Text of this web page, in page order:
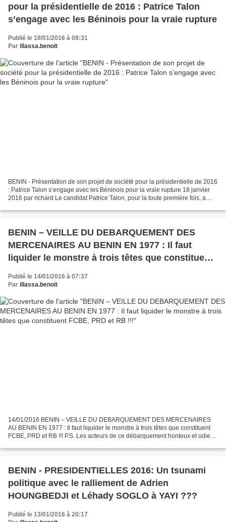
pour la présidentielle de 2016 : Patrice Talon
s’engage avec les Béninois pour la vraie rupture
Publié le 18/01/2016 à 08:31
Par illassa.benoit
BENIN - Présentation de son projet de société pour la présidentielle de 2016
: Patrice Talon s’engage avec les Béninois pour la vraie rupture 18 janvier
2016 par richard Le candidat Patrice Talon, pour la toute première fois, a
BENIN – VEILLE DU DEBARQUEMENT DES
MERCENAIRES AU BENIN EN 1977 : Il faut
liquider le monstre à trois têtes que constituent
Publié le 14/01/2016 à 07:37
Par illassa.benoit
14/01/2016 BENIN – VEILLE DU DEBARQUEMENT DES MERCENAIRES
AU BENIN EN 1977 : Il faut liquider le monstre à trois têtes que constituent
FCBE, PRD et RB !!! P.S. Les acteurs de ce débarquement honteux et odieux
BENIN - PRESIDENTIELLES 2016: Un tsunami
politique avec le ralliement de Adrien
HOUNGBEDJI et Léhady SOGLO à YAYI ???
Publié le 13/01/2016 à 20:17